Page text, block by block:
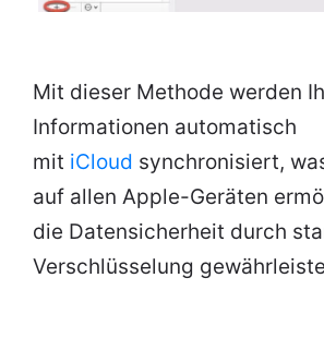
Mit dieser Methode werden
Informationen automatisch
mit iCloud synchronisiert,
auf allen Apple-Geräten
die Datensicherheit durch
Verschlüsselung